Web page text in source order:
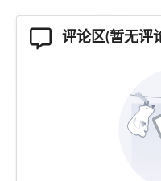
评论区(暂无评